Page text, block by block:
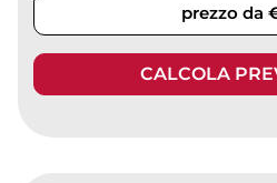
prezzo da
CALCOLA